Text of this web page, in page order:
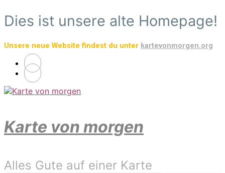
Zum
Hauptinhalt
Dies ist unsere alte Homepage!
Unsere neue Website findest du unter kartevonmorgen.org
Karte von morgen
Alles Gute auf einer Karte